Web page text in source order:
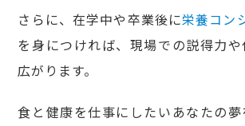
さらに、在学中や卒業後に栄養コン
を身につければ、現場での説得力
広がります。
食と健康を仕事にしたいあなたの